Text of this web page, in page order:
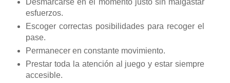
Desmarcarse en el momento justo sin malgastar
esfuerzos.
Escoger correctas posibilidades para recoger el
pase.
Permanecer en constante movimiento.
Prestar toda la atención al juego y estar siempre
accesible.